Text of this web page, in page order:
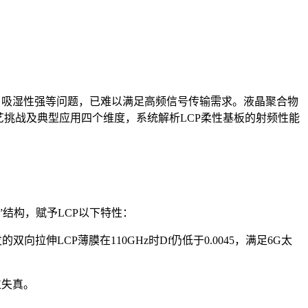
湿性强等问题，已难以满足高频信号传输需求。液晶聚合物
战及典型应用四个维度，系统解析LCP柔性基板的射频性能
构，赋予LCP以下特性：
双向拉伸LCP薄膜在110GHz时Df仍低于0.0045，满足6G太
真。